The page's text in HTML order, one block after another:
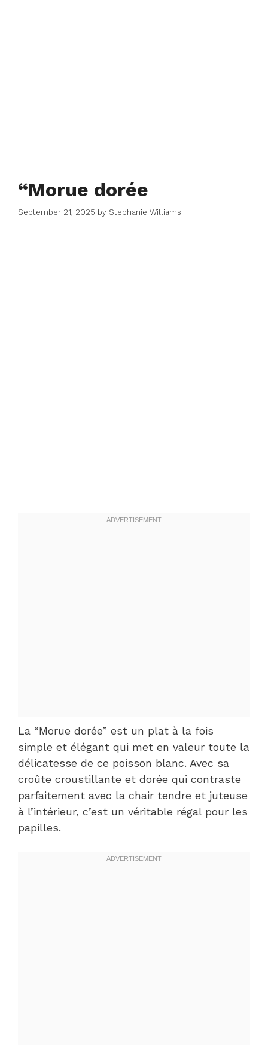
“Morue dorée
September 21, 2025 by Stephanie Williams
La “Morue dorée” est un plat à la fois
simple et élégant qui met en valeur toute la
délicatesse de ce poisson blanc. Avec sa
croûte croustillante et dorée qui contraste
parfaitement avec la chair tendre et juteuse
à l’intérieur, c’est un véritable régal pour les
papilles.